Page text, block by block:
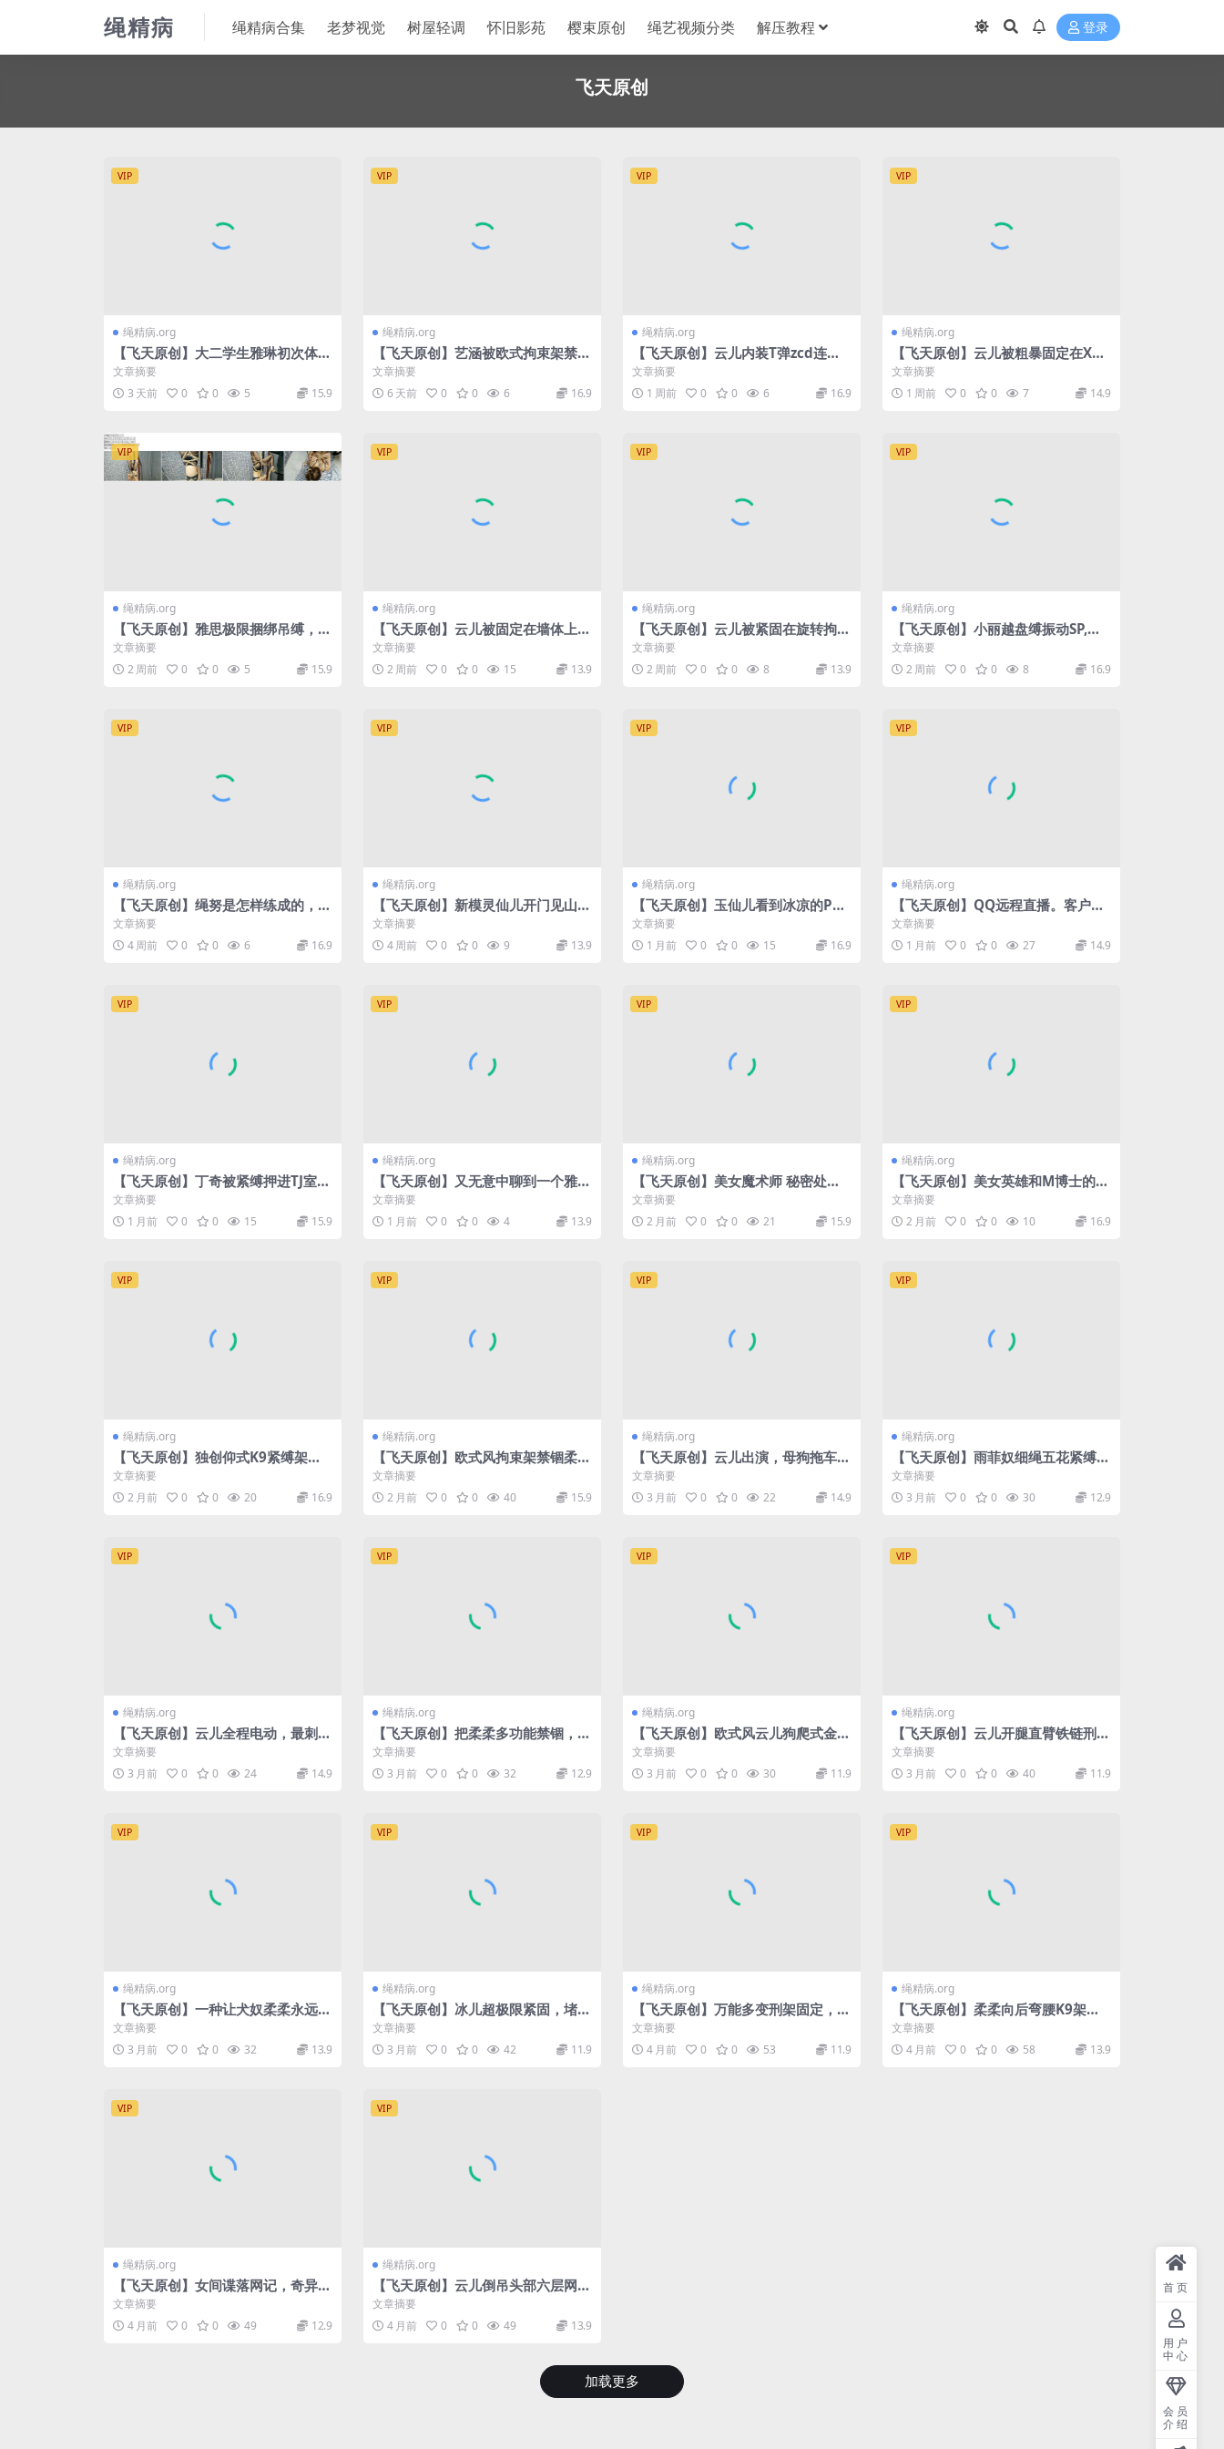
绳精病 绳精病合集 老梦视觉 树屋轻调 怀旧影苑 樱束原创 绳艺视频分类 解压教程 登录
飞天原创
VIP
绳精病.org
【飞天原创】大二学生雅琳初次体验
驷马吊缚
文章摘要
3 天前
0 0 5 15.9
VIP
绳精病.org
【飞天原创】艺涵被欧式拘束架禁
锢，多重玩具轮番上阵，最后在高强
的不断冲击下GC失禁…
文章摘要
6 天前
0 0 6 16.9
VIP
绳精病.org
【飞天原创】云儿内装T弹zcd连体
铐户外，众人围观，吓得跑到小树
林，不配合主子玩弄
文章摘要
1 周前
0 0 6 16.9
VIP
绳精病.org
【飞天原创】云儿被粗暴固定在X刑
架上，头发钉在木板上，动弹不得，
只能任人宰割
文章摘要
1 周前
0 0 7 14.9
VIP
绳精病.org
【飞天原创】雅思极限捆绑吊缚，一
挠一爽到底
文章摘要
2 周前
0 0 5 15.9
VIP
绳精病.org
【飞天原创】云儿被固定在墙体上，
接下来就可以随意折磨她了
文章摘要
2 周前
0 0 15 13.9
VIP
绳精病.org
【飞天原创】云儿被紧固在旋转拘束
架上，随后又被悬空吊在中间，本来
坐在G栓上够难受…
文章摘要
2 周前
0 0 8 13.9
VIP
绳精病.org
【飞天原创】小丽越盘缚振动SP,驷
马SH扭动，多珠g勾
文章摘要
2 周前
0 0 8 16.9
VIP
绳精病.org
【飞天原创】绳努是怎样练成的，云
儿竟能悬空吊缚3个半小时之久
文章摘要
4 周前
0 0 6 16.9
VIP
绳精病.org
【飞天原创】新模灵仙儿开门见山直
接体验五花,直臂,后手观音紧缚驷马
文章摘要
4 周前
0 0 9 13.9
VIP
绳精病.org
【飞天原创】玉仙儿看到冰凉的P机
K9架，即想玩又害怕,最终经不起诱
惑
文章摘要
1 月前
0 0 15 16.9
VIP
绳精病.org
【飞天原创】QQ远程直播。客户是
个玩家高手，半小时把丁琪搞定、浑
身麻木、痛苦不堪、…
文章摘要
1 月前
0 0 27 14.9
VIP
绳精病.org
【飞天原创】丁奇被紧缚押进TJ室，
刑架TJ即将开始
文章摘要
1 月前
0 0 15 15.9
VIP
绳精病.org
【飞天原创】又无意中聊到一个雅儿
新奴，此奴是一个耐打、耐绑的实质
女奴，对这种女奴…
文章摘要
1 月前
0 0 4 13.9
VIP
绳精病.org
【飞天原创】美女魔术师 秘密处决
逃脱
文章摘要
2 月前
0 0 21 15.9
VIP
绳精病.org
【飞天原创】美女英雄和M博士的特
殊较量,美女最终被M博士制服
文章摘要
2 月前
0 0 10 16.9
VIP
绳精病.org
【飞天原创】独创仰式K9紧缚架，
丁琪被固定在上面，必须完成八项任
务，因尺度过大，不..
文章摘要
2 月前
0 0 20 16.9
VIP
绳精病.org
【飞天原创】欧式风拘束架禁锢柔柔
奴，感觉很舒服，最后用玩具玩的g
c至失禁
文章摘要
2 月前
0 0 40 15.9
VIP
绳精病.org
【飞天原创】云儿出演，母狗拖车，
强制ZCD、TD，拖车上又坐上了80
公斤重的严主，而且..
文章摘要
3 月前
0 0 22 14.9
VIP
绳精病.org
【飞天原创】雨菲奴细绳五花紧缚加
气堵嘴，,GG高吊，下面疼痛难忍，
不时地遭到鞭打
文章摘要
3 月前
0 0 30 12.9
VIP
绳精病.org
【飞天原创】云儿全程电动，最刺激
的大腿铐住，在股绳拍打下艰难跪立
行走，累的爬下继…
文章摘要
3 月前
0 0 24 14.9
VIP
绳精病.org
【飞天原创】把柔柔多功能禁锢，上
堵下顶，这些玩法已满足不了她，随
后用铁球把头和手…
文章摘要
3 月前
0 0 32 12.9
VIP
绳精病.org
【飞天原创】欧式风云儿狗爬式金属
固定，胶带封嘴，后有伺候，把犬奴
盖住，四周在用铁…
文章摘要
3 月前
0 0 30 11.9
VIP
绳精病.org
【飞天原创】云儿开腿直臂铁链刑架
紧固,狂振，电动，出水结束
文章摘要
3 月前
0 0 40 11.9
VIP
绳精病.org
【飞天原创】一种让犬奴柔柔永远留
下YIN影一种K9禁锢方式，加上玩具
伺侯，爽的好似上…
文章摘要
3 月前
0 0 32 13.9
VIP
绳精病.org
【飞天原创】冰儿超极限紧固，堵
嘴、无情鞭打与电击、电动棒棒，充
气口塞塞嘴
文章摘要
3 月前
0 0 42 11.9
VIP
绳精病.org
【飞天原创】万能多变刑架固定，穿
刺，头发高吊，后手并肘后到极限，
跪立、电击，棒棒…
文章摘要
4 月前
0 0 53 11.9
VIP
绳精病.org
【飞天原创】柔柔向后弯腰K9架紧
固,强行放置TJ，经两天紧张拍摄完
美收官,也把柔柔奴搞…
文章摘要
4 月前
0 0 58 13.9
VIP
绳精病.org
【飞天原创】女间谍落网记，奇异刑
架固定，用振动+电击+马桶审讯
法，最后全部招供
文章摘要
4 月前
0 0 49 12.9
VIP
绳精病.org
【飞天原创】云儿倒吊头部六层网袜
全包国内第一人，加上小玩具伺候，
搞的她胸闷心慌，..
文章摘要
4 月前
0 0 49 13.9
加载更多
首页
用户
中心
会员
介绍